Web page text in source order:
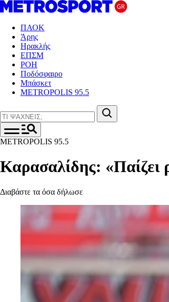
ΠΑΟΚ
Άρης
Ηρακλής
ΕΠΣΜ
ΡΟΗ
Ποδόσφαιρο
Μπάσκετ
METROPOLIS 95.5
METROPOLIS 95.5
Καρασαλίδης: «Παίζει
Διαβάστε τα όσα δήλωσε